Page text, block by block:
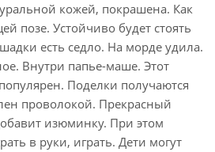
кожей, покрашена. Как
позе. Устойчиво будет стоять
есть седло. На морде удила.
Внутри папье-маше. Этот
Поделки получаются
проволокой. Прекрасный
изюминку. При этом
в руки, играть. Дети могут